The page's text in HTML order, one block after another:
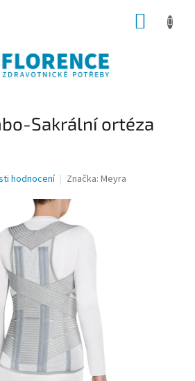
Sakrální ortéza
hodnocení Značka: Meyra